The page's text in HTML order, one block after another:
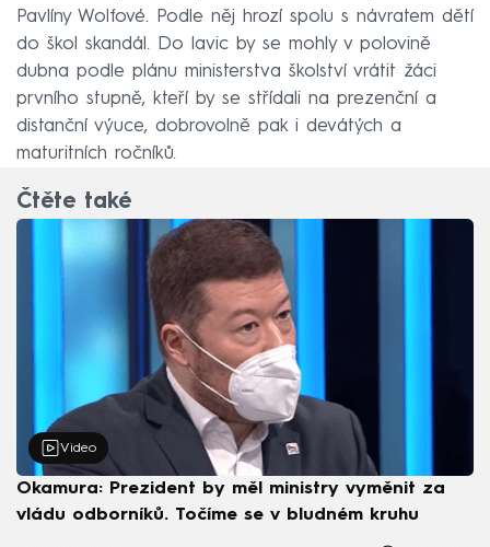
Pavlíny Wolfové. Podle něj hrozí spolu s návratem dětí
do škol skandál. Do lavic by se mohly v polovině
dubna podle plánu ministerstva školství vrátit žáci
prvního stupně, kteří by se střídali na prezenční a
distanční výuce, dobrovolně pak i devátých a
maturitních ročníků.
Čtěte také
Video
Okamura: Prezident by měl ministry vyměnit za
vládu odborníků. Točíme se v bludném kruhu